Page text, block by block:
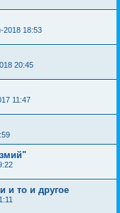
2018 18:53
20:45
11:47
и то и другое